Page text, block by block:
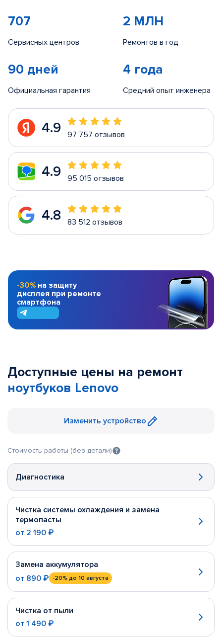
707
Сервисных центров
2 МЛН
Ремонтов в год
90 дней
Официальная гарантия
4 года
Средний опыт инженера
4.9 97 757 отзывов
4.9 95 015 отзывов
4.8 83 512 отзывов
-30% на защиту
дисплея при ремонте
смартфона
Доступные цены на ремонт
ноутбуков Lenovo
Изменить устройство
Стоимость работы (без детали)
Диагностика
Чистка системы охлаждения и замена
термопасты
от 2 190 ₽
Замена аккумулятора
от 890 ₽ -20% до 10 августа
Чистка от пыли
от 1 490 ₽